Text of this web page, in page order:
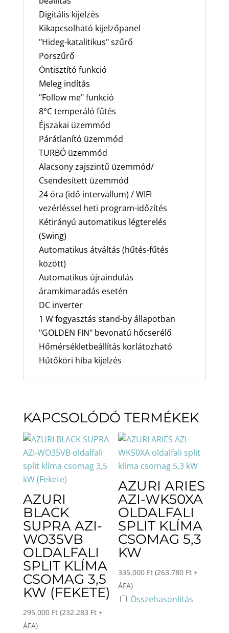
Digitális kijelzés
Kikapcsolható kijelzőpanel
"Hideg-katalitikus" szűrő
Porszűrő
Öntisztító funkció
Meleg indítás
"Follow me" funkció
8°C temperáló fűtés
Éjszakai üzemmód
Párátlanító üzemmód
TURBÓ üzemmód
Alacsony zajszintű üzemmód/
Csendesített üzemmód
24 óra (idő intervallum) / WIFI
vezérléssel heti program-időzítés
Kétirányú automatikus légterelés
(Swing)
Automatikus átváltás (hűtés-fűtés
között)
Automatikus újraindulás
áramkimaradás esetén
DC inverter
1 W fogyasztás stand-by állapotban
"GOLDEN FIN" bevonatú hőcserélő
Hőmérsékletbeállítás korlátozható
Hűtőköri hiba kijelzés
KAPCSOLÓDÓ TERMÉKEK
AZURI
BLACK
SUPRA AZI-
WO35VB
OLDALFALI
SPLIT KLÍMA
CSOMAG 3,5
KW (FEKETE)
295.000 Ft (232.283 Ft+
ÁFA)
AZURI ARIES
AZI-WK50XA
OLDALFALI
SPLIT KLÍMA
CSOMAG 5,3
KW
335.000 Ft (263.780 Ft +
ÁFA)
Összehasonlítás